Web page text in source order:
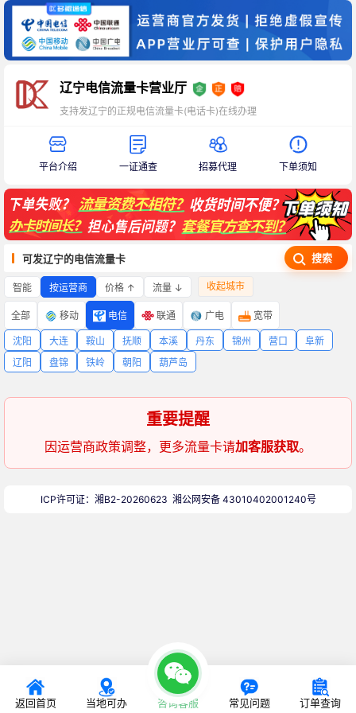
辽宁电信流量卡营业厅
支持发辽宁的正规电信流量卡(电话卡)在线办理
平台介绍 一证通查 招募代理 下单须知
可发辽宁的电信流量卡 搜索
智能 按运营商 价格 ↑ 流量 ↓ 收起城市
全部 移动 电信 联通 广电 宽带
沈阳 大连 鞍山 抚顺 本溪 丹东 锦州 营口
阜新
辽阳
盘锦 铁岭 朝阳 葫芦岛
重要提醒
因运营商政策调整，更多流量卡请加客服获取。
返回首页 当地可办 咨询客服 常见问题 订单查询
ICP许可证：湘B2-20260623 湘公网安备 43010402001240号